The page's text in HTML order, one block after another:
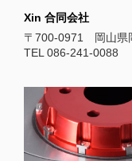
Xin 合同会社
〒700-0971 岡山県
TEL 086-241-0088